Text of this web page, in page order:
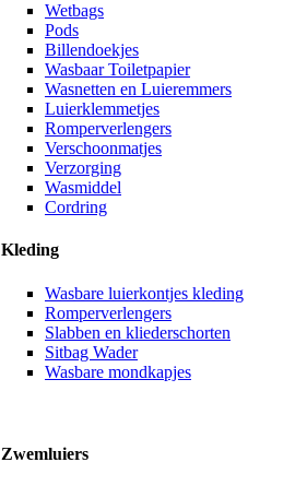
Wetbags
Pods
Billendoekjes
Wasbaar Toiletpapier
Wasnetten en Luieremmers
Luierklemmetjes
Romperverlengers
Verschoonmatjes
Verzorging
Wasmiddel
Cordring
Kleding
Wasbare luierkontjes kleding
Romperverlengers
Slabben en kliederschorten
Sitbag Wader
Wasbare mondkapjes
Zwemluiers